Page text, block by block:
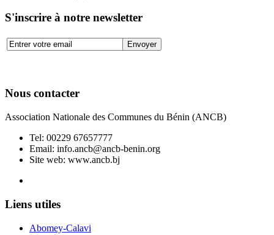
S'inscrire à notre newsletter
Nous contacter
Association Nationale des Communes du Bénin (ANCB)
Tel: 00229 67657777
Email: info.ancb@ancb-benin.org
Site web: www.ancb.bj
Liens utiles
Abomey-Calavi